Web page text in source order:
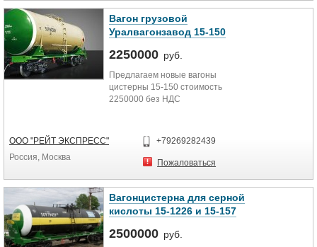
Вагон грузовой
Уралвагонзавод 15-150
2250000 руб.
Предлагаем новые вагоны
цистерны 15-150 стоимость
2250000 без НДС
ООО "РЕЙТ ЭКСПРЕСС"
Россия, Москва
+79269282439
Пожаловаться
Вагонцистерна для серной
кислоты 15-1226 и 15-157
2500000 руб.